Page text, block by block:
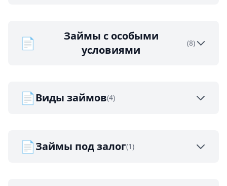
📄
Займы с особыми
условиями
(8)
📄Виды займов(4)
📄Займы под залог(1)